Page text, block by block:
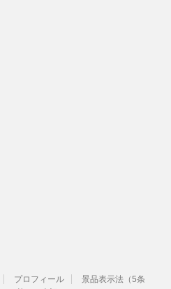
プロフィール
景品表示法（5条